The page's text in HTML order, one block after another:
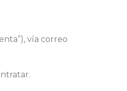
vía correo